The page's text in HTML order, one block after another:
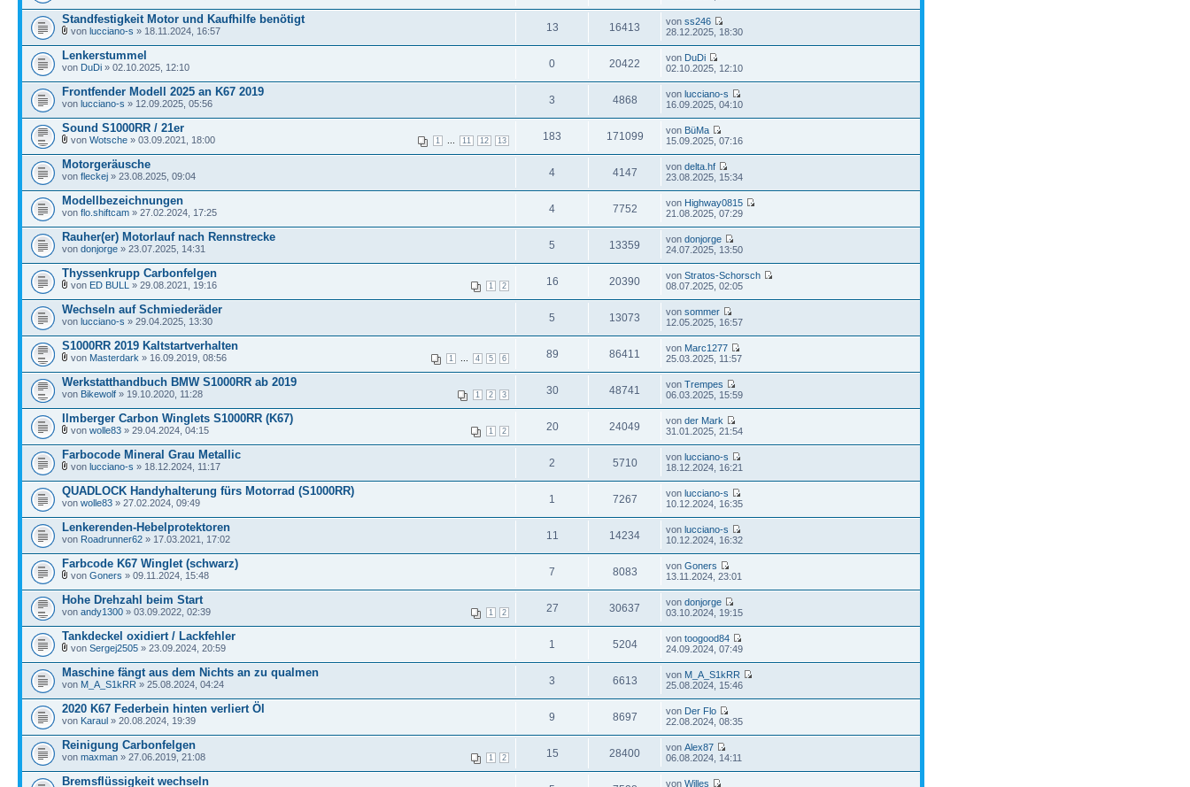
Standfestigkeit Motor und Kaufhilfe benötigt
von lucciano-s » 18.11.2024, 16:57 13 16413 vonss246
28.12.2025, 18:30
Lenkerstummel
von DuDi » 02.10.2025, 12:10 0 20422 von DuDi
02.10.2025, 12:10
Frontfender Modell 2025 an K67 2019
von lucciano-s » 12.09.2025, 05:56 3 4868 vonlucciano-s
16.09.2025, 04:10
Sound S1000RR / 21er
1 11 12 13
von Wotsche » 03.09.2021, 18:00 183 171099 von BüMa
15.09.2025, 07:16
Motorgeräusche
von fleckej » 23.08.2025, 09:04 4 4147 vondelta.hf
23.08.2025, 15:34
Modellbezeichnungen
von flo.shiftcam » 27.02.2024, 17:25 4 7752 von Highway0815
21.08.2025, 07:29
Rauher(er) Motorlauf nach Rennstrecke
von donjorge » 23.07.2025, 14:31 5 13359 vondonjorge
24.07.2025, 13:50
Thyssenkrupp Carbonfelgen
1 2
von ED BULL » 29.08.2021, 19:16 16 20390 vonStratos-Schorsch
08.07.2025, 02:05
Wechseln auf Schmiederäder
von lucciano-s » 29.04.2025, 13:30 5 13073 vonsommer
12.05.2025, 16:57
S1000RR 2019 Kaltstartverhalten
1 4 5 6
von Masterdark » 16.09.2019, 08:56 89 86411 von Marc1277
25.03.2025, 11:57
Werkstatthandbuch BMW S1000RR ab 2019
1 2 3
von Bikewolf » 19.10.2020, 11:28 30 48741 vonTrempes
06.03.2025, 15:59
Ilmberger Carbon Winglets S1000RR (K67)
1 2
von wolle83 » 29.04.2024, 04:15 20 24049 vonder Mark
31.01.2025, 21:54
Farbocode Mineral Grau Metallic
von lucciano-s » 18.12.2024, 11:17 2 5710 vonlucciano-s
18.12.2024, 16:21
QUADLOCK Handyhalterung fürs Motorrad (S1000RR)
von wolle83 » 27.02.2024, 09:49 1 7267 vonlucciano-s
10.12.2024, 16:35
Lenkerenden-Hebelprotektoren
von Roadrunner62 » 17.03.2021, 17:02 11 14234 vonlucciano-s
10.12.2024, 16:32
Farbcode K67 Winglet (schwarz)
von Goners » 09.11.2024, 15:48 7 8083 vonGoners
13.11.2024, 23:01
Hohe Drehzahl beim Start
1 2
von andy1300 » 03.09.2022, 02:39 27 30637 vondonjorge
03.10.2024, 19:15
Tankdeckel oxidiert / Lackfehler
von Sergej2505 » 23.09.2024, 20:59 1 5204 vontoogood84
24.09.2024, 07:49
Maschine fängt aus dem Nichts an zu qualmen
von M_A_S1kRR » 25.08.2024, 04:24 3 6613 von M_A_S1kRR
25.08.2024, 15:46
2020 K67 Federbein hinten verliert Öl
von Karaul » 20.08.2024, 19:39 9 8697 von Der Flo
22.08.2024, 08:35
Reinigung Carbonfelgen
1 2
von maxman » 27.06.2019, 21:08 15 28400 vonAlex87
06.08.2024, 14:11
Bremsflüssigkeit wechseln vonWilles